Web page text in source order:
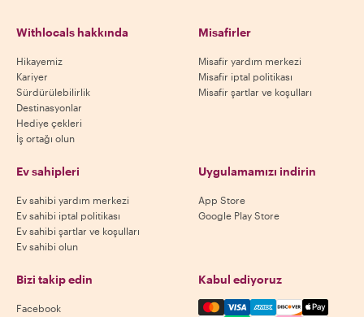
Withlocals hakkında
Hikayemiz
Kariyer
Sürdürülebilirlik
Destinasyonlar
Hediye çekleri
İş ortağı olun
Misafirler
Misafir yardım merkezi
Misafir iptal politikası
Misafir şartlar ve koşulları
Ev sahipleri
Ev sahibi yardım merkezi
Ev sahibi iptal politikası
Ev sahibi şartlar ve koşulları
Ev sahibi olun
Uygulamamızı indirin
App Store
Google Play Store
Bizi takip edin
Facebook
Kabul ediyoruz
Mastercard, Visa, Amex,